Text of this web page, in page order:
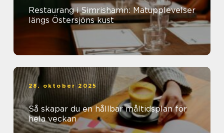
Restaurang i Simrishamn: Matupplevelser
längs Östersjöns kust
28. oktober 2025
Så skapar du en hållbar måltidsplan för
hela veckan